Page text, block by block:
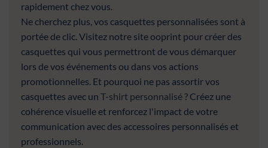
rapidement chez vous.
Ne cherchez plus, vos casquettes personnalisées sont à
portée de clic. Visitez notre site ooprint pour créer des
casquettes qui vous permettront de vous démarquer
lors de vos événements ou dans vos actions
promotionnelles. Et pourquoi ne pas assortir vos
casquettes avec un T-shirt personnalisé? Créez une
cohérence visuelle et renforcez l'impact de votre
communication avec des accessoires personnalisés et
professionnels.